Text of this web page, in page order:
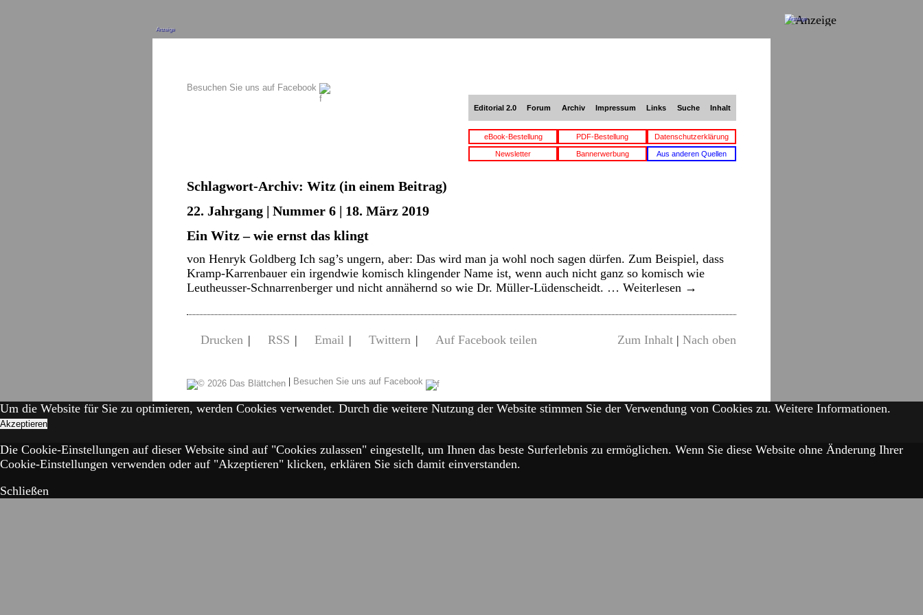
Anzeige
Besuchen Sie uns auf Facebook
Editorial 2.0 Forum Archiv Impressum Links Suche Inhalt
eBook-Bestellung PDF-Bestellung Datenschutzerklärung
Newsletter Bannerwerbung Aus anderen Quellen
Schlagwort-Archiv: Witz (in einem Beitrag)
22. Jahrgang | Nummer 6 | 18. März 2019
Ein Witz – wie ernst das klingt
von Henryk Goldberg Ich sag’s ungern, aber: Das wird man ja wohl noch sagen dürfen. Zum Beispiel, dass
Kramp-Karrenbauer ein irgendwie komisch klingender Name ist, wenn auch nicht ganz so komisch wie
Leutheusser-Schnarrenberger und nicht annähernd so wie Dr. Müller-Lüdenscheidt. … Weiterlesen →
Drucken | RSS | Email | Twittern | Auf Facebook teilen Zum Inhalt | Nach oben
| Besuchen Sie uns auf Facebook
Anzeige
Um die Website für Sie zu optimieren, werden Cookies verwendet. Durch die weitere Nutzung der Website stimmen Sie der Verwendung von Cookies zu. Weitere Informationen.
Akzeptieren
Die Cookie-Einstellungen auf dieser Website sind auf "Cookies zulassen" eingestellt, um Ihnen das beste Surferlebnis zu ermöglichen. Wenn Sie diese Website ohne Änderung Ihrer
Cookie-Einstellungen verwenden oder auf "Akzeptieren" klicken, erklären Sie sich damit einverstanden.
Schließen